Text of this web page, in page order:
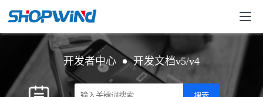
开发者中心 开发文档v5/v4